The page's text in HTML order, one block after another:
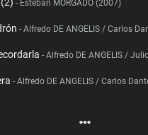
- Esteban MORGADO (2007)
- Alfredo DE ANGELIS / Carlos
- Alfredo DE ANGELIS /
- Alfredo DE ANGELIS / Carlos